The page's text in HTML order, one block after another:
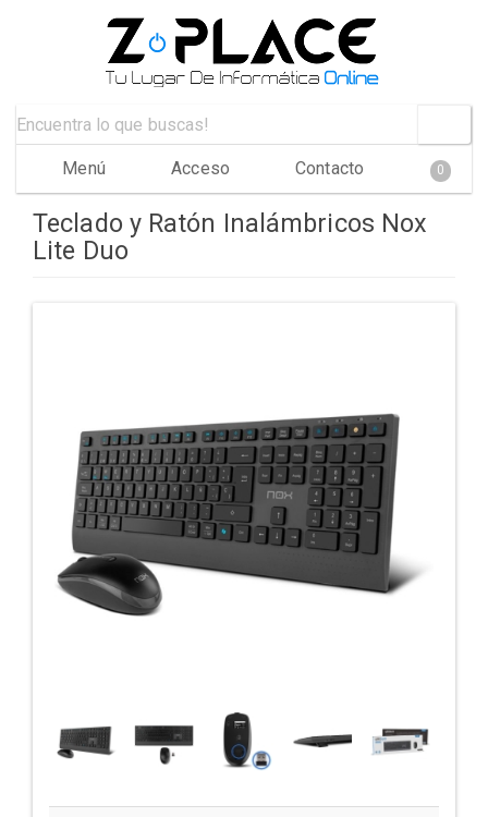
Menú Acceso Contacto 0
Teclado y Ratón Inalámbricos Nox
Lite Duo